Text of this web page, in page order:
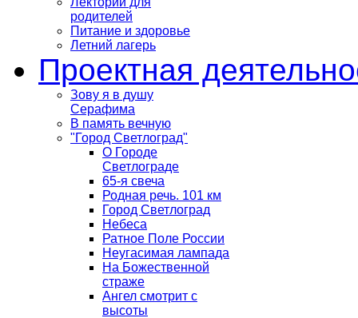
родителей
Питание и здоровье
Летний лагерь
Проектная
Зову я в душу
Серафима
В память вечную
"Город Светлоград"
О Городе
Светлограде
65-я свеча
Родная речь. 101 км
Город Светлоград
Небеса
Ратное Поле России
Неугасимая лампада
На Божественной
страже
Ангел смотрит с
высоты